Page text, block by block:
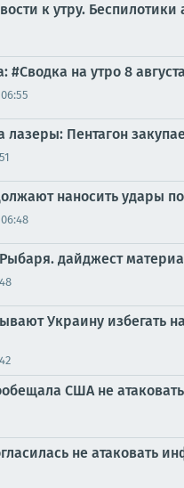
к утру.
#Сводка на утро 8
06:55
лазеры: Пентагон
наносить удары
06:48
дайджест
Украину избегать
США не
не атаковать